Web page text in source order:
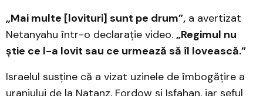
„Mai multe [lovituri] sunt pe drum”, a avertizat
Netanyahu într-o declarație video. „Regimul nu
știe ce l-a lovit sau ce urmează să îl lovească.”
Israelul susține că a vizat uzinele de îmbogățire a
uraniului de la Natanz, Fordow și Isfahan, iar șeful